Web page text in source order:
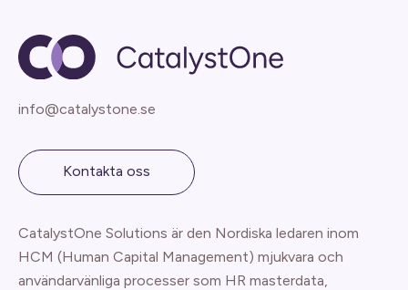
info@catalystone.se
Kontakta oss
CatalystOne Solutions är den Nordiska ledaren inom
HCM (Human Capital Management) mjukvara och
användarvänliga processer som HR masterdata,